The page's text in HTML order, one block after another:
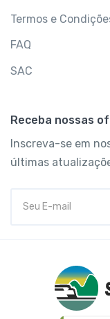
Termos e
FAQ
SAC
Receba nossas
Inscreva-se em
últimas